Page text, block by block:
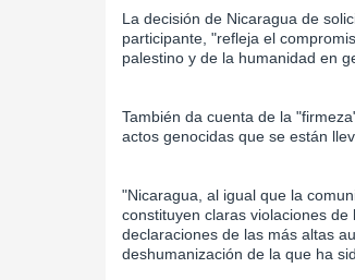
La decisión de Nicaragua de
participante, "refleja el
palestino y de la humanidad en
También da cuenta de la
actos genocidas que se están
"Nicaragua, al igual que la
constituyen claras violaciones
declaraciones de las más altas
deshumanización de la que ha